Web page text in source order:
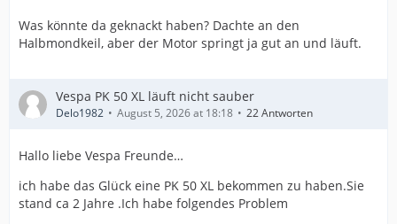
Was könnte da geknackt haben? Dachte an den
Halbmondkeil, aber der Motor springt ja gut an und läuft.
Vespa PK 50 XL läuft nicht sauber
Delo1982 August 5, 2026 at 18:18 22 Antworten
Hallo liebe Vespa Freunde…
ich habe das Glück eine PK 50 XL bekommen zu haben.Sie
stand ca 2 Jahre .Ich habe folgendes Problem